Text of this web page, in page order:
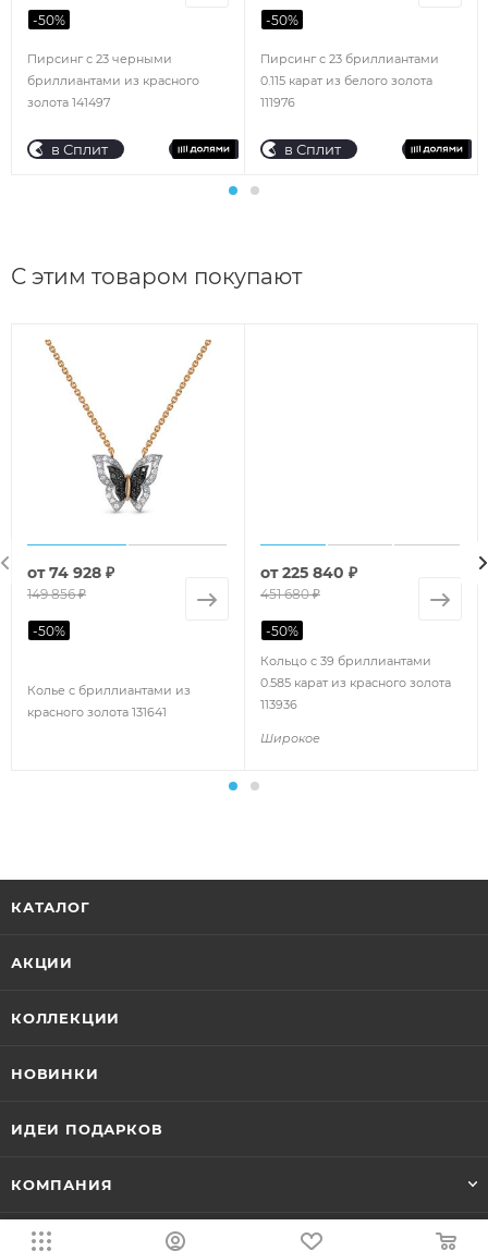
Пирсинг с 23 черными
бриллиантами из красного
золота 141497
-50%
в Сплит
Пирсинг с 23 бриллиантами
0.115 карат из белого золота
111976
-50%
в Сплит
С этим товаром покупают
Колье с бриллиантами из
красного золота 131641
от74 928 ₽
149 856 ₽
-50%
Кольцо с 39 бриллиантами
0.585 карат из красного золота
113936
Широкое
от225 840 ₽
451 680 ₽
-50%
КАТАЛОГ
АКЦИИ
КОЛЛЕКЦИИ
НОВИНКИ
ИДЕИ ПОДАРКОВ
КОМПАНИЯ
СЕРВИС